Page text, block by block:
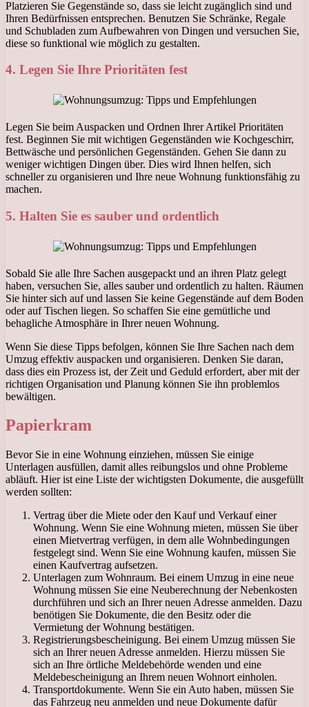
Platzieren Sie Gegenstände so, dass sie leicht zugänglich sind und
Ihren Bedürfnissen entsprechen. Benutzen Sie Schränke, Regale
und Schubladen zum Aufbewahren von Dingen und versuchen Sie,
diese so funktional wie möglich zu gestalten.
4. Legen Sie Ihre Prioritäten fest
Legen Sie beim Auspacken und Ordnen Ihrer Artikel Prioritäten
fest. Beginnen Sie mit wichtigen Gegenständen wie Kochgeschirr,
Bettwäsche und persönlichen Gegenständen. Gehen Sie dann zu
weniger wichtigen Dingen über. Dies wird Ihnen helfen, sich
schneller zu organisieren und Ihre neue Wohnung funktionsfähig zu
machen.
5. Halten Sie es sauber und ordentlich
Sobald Sie alle Ihre Sachen ausgepackt und an ihren Platz gelegt
haben, versuchen Sie, alles sauber und ordentlich zu halten. Räumen
Sie hinter sich auf und lassen Sie keine Gegenstände auf dem Boden
oder auf Tischen liegen. So schaffen Sie eine gemütliche und
behagliche Atmosphäre in Ihrer neuen Wohnung.
Wenn Sie diese Tipps befolgen, können Sie Ihre Sachen nach dem
Umzug effektiv auspacken und organisieren. Denken Sie daran,
dass dies ein Prozess ist, der Zeit und Geduld erfordert, aber mit der
richtigen Organisation und Planung können Sie ihn problemlos
bewältigen.
Papierkram
Bevor Sie in eine Wohnung einziehen, müssen Sie einige
Unterlagen ausfüllen, damit alles reibungslos und ohne Probleme
abläuft. Hier ist eine Liste der wichtigsten Dokumente, die ausgefüllt
werden sollten:
Vertrag über die Miete oder den Kauf und Verkauf einer
Wohnung. Wenn Sie eine Wohnung mieten, müssen Sie über
einen Mietvertrag verfügen, in dem alle Wohnbedingungen
festgelegt sind. Wenn Sie eine Wohnung kaufen, müssen Sie
einen Kaufvertrag aufsetzen.
Unterlagen zum Wohnraum. Bei einem Umzug in eine neue
Wohnung müssen Sie eine Neuberechnung der Nebenkosten
durchführen und sich an Ihrer neuen Adresse anmelden. Dazu
benötigen Sie Dokumente, die den Besitz oder die
Vermietung der Wohnung bestätigen.
Registrierungsbescheinigung. Bei einem Umzug müssen Sie
sich an Ihrer neuen Adresse anmelden. Hierzu müssen Sie
sich an Ihre örtliche Meldebehörde wenden und eine
Meldebescheinigung an Ihrem neuen Wohnort einholen.
Transportdokumente. Wenn Sie ein Auto haben, müssen Sie
das Fahrzeug neu anmelden und neue Dokumente dafür